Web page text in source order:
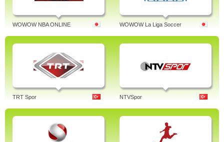
WOWOW NBA ONLINE WOWOW La Liga Soccer
TRT Spor NTVSpor